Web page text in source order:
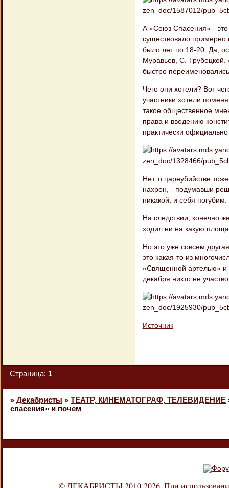
А «Союз Спасения» -
существовало
было лет по 18-20. Да,
Муравьев, С. Трубецкой.
быстро
Чего они хотели? Вот
участники хотели
такое общественное
права и введению
практически
Нет, о цареубийстве
нахрен, - подумавши
никакой, и себя погубим.
На следствии, конечно
ходил ни на какую
Но это уже совсем
это какая-то из
«Священной артелью» и
декабря никто не
Источник
Страница: 1
» Декабристы » ТЕАТР, КИНЕМАТОГРАФ, ТЕЛЕВИДЕНИЕ
спасения» и почем
© ДЕКАБРИСТЫ 2010-2026. При использовании